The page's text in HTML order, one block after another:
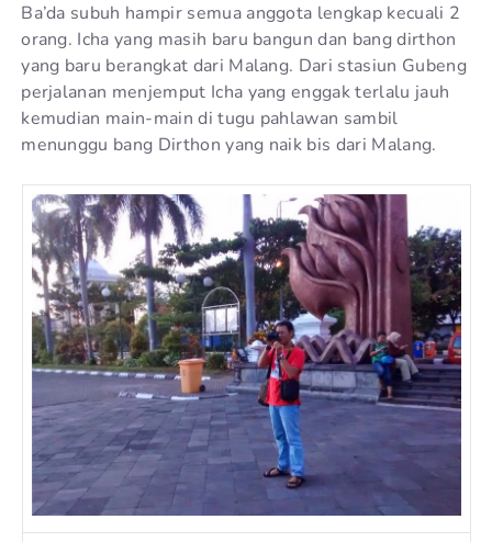
Ba’da subuh hampir semua anggota lengkap kecuali 2
orang. Icha yang masih baru bangun dan bang dirthon
yang baru berangkat dari Malang. Dari stasiun Gubeng
perjalanan menjemput Icha yang enggak terlalu jauh
kemudian main-main di tugu pahlawan sambil
menunggu bang Dirthon yang naik bis dari Malang.